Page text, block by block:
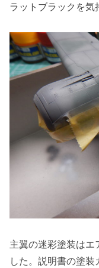
ラットブラックを気
主翼の迷彩塗装はエ
した。説明書の塗